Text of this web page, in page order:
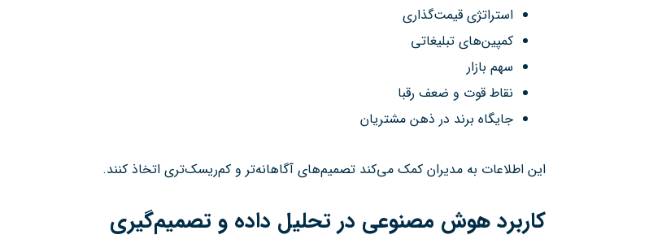
استراتژی قیمت‌گذاری
کمپین‌های تبلیغاتی
سهم بازار
نقاط قوت و ضعف رقبا
جایگاه برند در ذهن مشتریان
این اطلاعات به مدیران کمک می‌کند تصمیم‌های آگاهانه‌تر و کم‌ریسک‌تری اتخاذ کنند.
کاربرد هوش مصنوعی در تحلیل داده و تصمیم‌گیری